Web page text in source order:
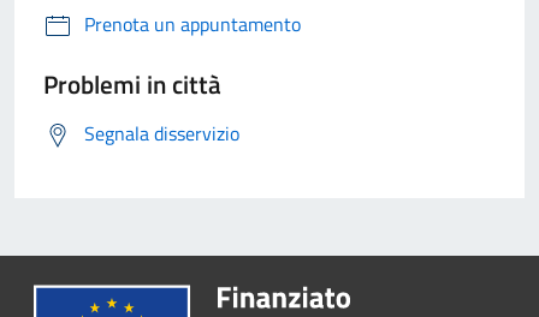
Prenota un appuntamento
Problemi in città
Segnala disservizio